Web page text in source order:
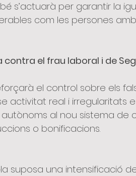
s’actuarà per garantir la
com les persones amb
contra el frau laboral i de
el control sobre els
activitat real i irregularitats
autònoms al nou sistema
o bonificacions.
suposa una intensificació